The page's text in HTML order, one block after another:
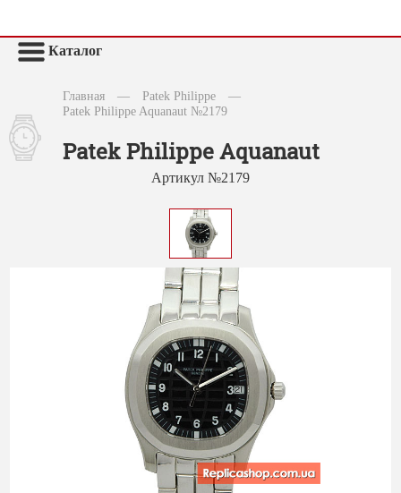
Каталог
Главная — Patek Philippe
—
Patek Philippe Aquanaut №2179
Patek Philippe Aquanaut
Артикул №2179